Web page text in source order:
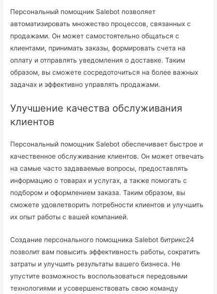
Персональный помощник Salebot позволяет
автоматизировать множество процессов, связанных с
продажами. Он может самостоятельно общаться с
клиентами, принимать заказы, формировать счета на
оплату и отправлять уведомления о доставке. Таким
образом, вы сможете сосредоточиться на более важных
задачах и эффективно управлять продажами.
Улучшение качества обслуживания
клиентов
Персональный помощник Salebot обеспечивает быстрое и
качественное обслуживание клиентов. Он может отвечать
на самые часто задаваемые вопросы, предоставлять
информацию о товарах и услугах, а также помогать с
подбором и оформлением заказа. Таким образом, вы
сможете удовлетворить потребности клиентов и улучшить
их опыт работы с вашей компанией.
Создание персонального помощника Salebot битрикс24
позволит вам повысить эффективность работы, сократить
затраты и улучшить результаты вашего бизнеса. Не
упустите возможность воспользоваться передовыми
технологиями и усовершенствовать свою команду